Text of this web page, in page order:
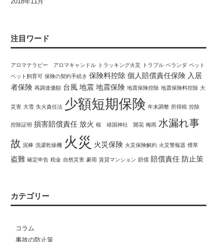
注目ワード
アロマテラピー アロマキャンドル トラッキング火災 トラブル ベランダ ペット
ペット飼育可 保険の契約手続き 保険料控除 個人賠償責任保険 入居
者保険 再調達価額 台風 地震 地震保険 地震保険控除 地震保険料控除 大
災害 大雪 失火責任法 少額短期保険 年末調整 所得税 控除
控除証明 損害賠償責任 放火 桜 靖国神社 開花 梅雨 水漏れ事
故 泥棒 洗濯乾燥機 火災 火災保険 火災保険解約 火災警報器 煙草
盗難 確定申告 税金 自然災害 豪雨 賃貸マンション 賠償 賠償責任 防止策
カテゴリー
コラム
事故の防止策